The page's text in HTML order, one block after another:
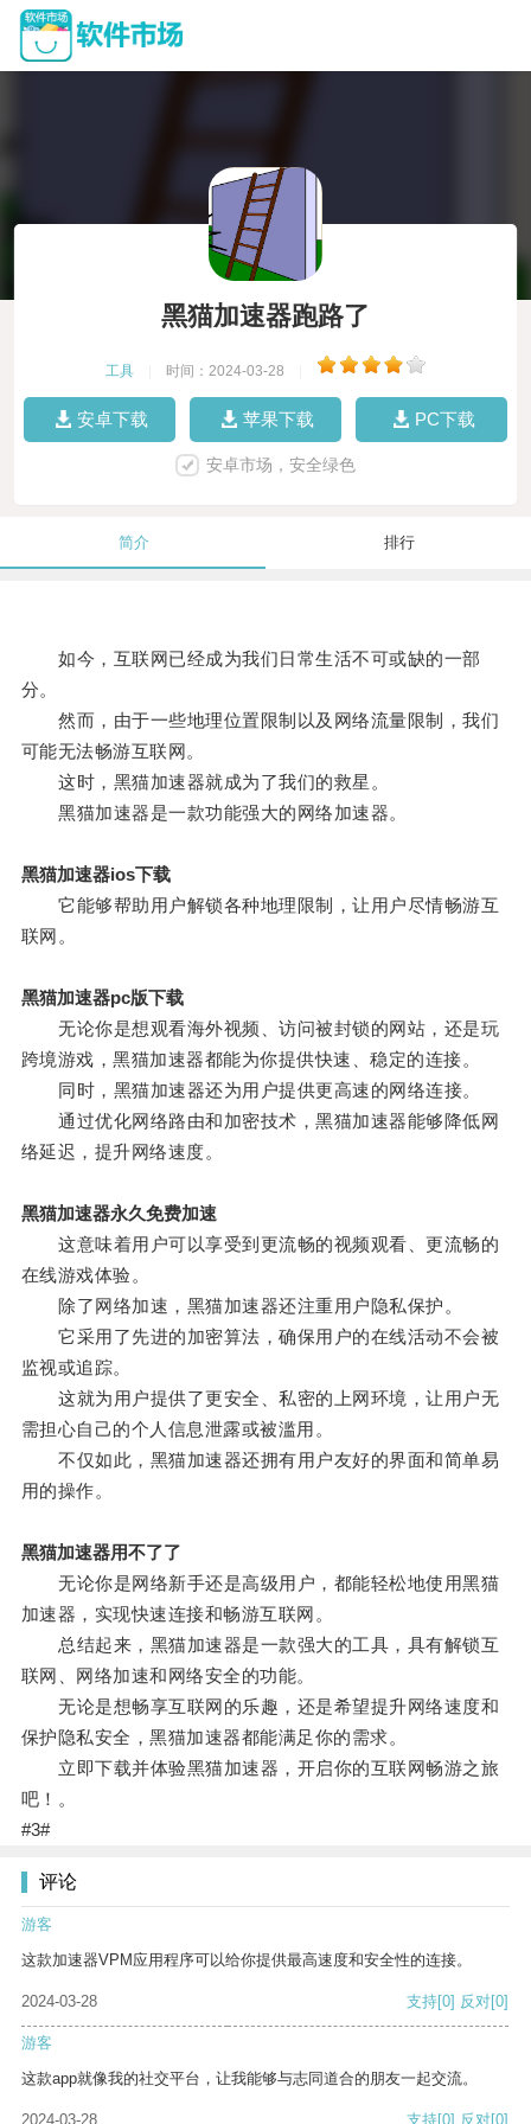
黑猫加速器跑路了
工具 时间：2024-03-28
安卓下载 苹果下载 PC下载
安卓市场，安全绿色
简介 排行
如今，互联网已经成为我们日常生活不可或缺的一部
分。
然而，由于一些地理位置限制以及网络流量限制，我们
可能无法畅游互联网。
这时，黑猫加速器就成为了我们的救星。
黑猫加速器是一款功能强大的网络加速器。
黑猫加速器ios下载
它能够帮助用户解锁各种地理限制，让用户尽情畅游互
联网。
黑猫加速器pc版下载
无论你是想观看海外视频、访问被封锁的网站，还是玩
跨境游戏，黑猫加速器都能为你提供快速、稳定的连接。
同时，黑猫加速器还为用户提供更高速的网络连接。
通过优化网络路由和加密技术，黑猫加速器能够降低网
络延迟，提升网络速度。
黑猫加速器永久免费加速
这意味着用户可以享受到更流畅的视频观看、更流畅的
在线游戏体验。
除了网络加速，黑猫加速器还注重用户隐私保护。
它采用了先进的加密算法，确保用户的在线活动不会被
监视或追踪。
这就为用户提供了更安全、私密的上网环境，让用户无
需担心自己的个人信息泄露或被滥用。
不仅如此，黑猫加速器还拥有用户友好的界面和简单易
用的操作。
黑猫加速器用不了了
无论你是网络新手还是高级用户，都能轻松地使用黑猫
加速器，实现快速连接和畅游互联网。
总结起来，黑猫加速器是一款强大的工具，具有解锁互
联网、网络加速和网络安全的功能。
无论是想畅享互联网的乐趣，还是希望提升网络速度和
保护隐私安全，黑猫加速器都能满足你的需求。
立即下载并体验黑猫加速器，开启你的互联网畅游之旅
吧！。
#3#
评论
游客
这款加速器VPM应用程序可以给你提供最高速度和安全性的连接。
2024-03-28 支持[0] 反对[0]
游客
这款app就像我的社交平台，让我能够与志同道合的朋友一起交流。
2024-03-28 支持[0] 反对[0]